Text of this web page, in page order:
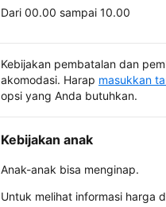
Dari 00.00 sampai 10.00
Kebijakan pembatalan dan
akomodasi. Harap masukkan
opsi yang Anda butuhkan.
Kebijakan anak
Anak-anak bisa menginap.
Untuk melihat informasi harga